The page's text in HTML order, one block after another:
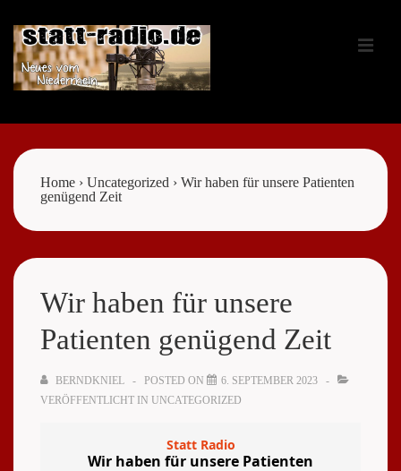
Zum
Inhalt
Navigation
Home › Uncategorized › Wir haben für unsere Patienten
genügend Zeit
Wir haben für unsere
Patienten genügend Zeit
BERNDKNIEL POSTED ON
6. SEPTEMBER 2023
VERÖFFENTLICHT IN UNCATEGORIZED